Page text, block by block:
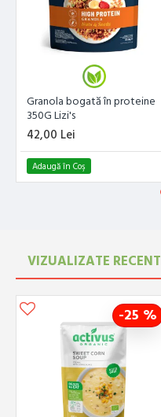
Granola bogată în proteine
350G Lizi's
42,00 Lei
Adaugă în Coş
VIZUALIZATE RECENT
-25 %